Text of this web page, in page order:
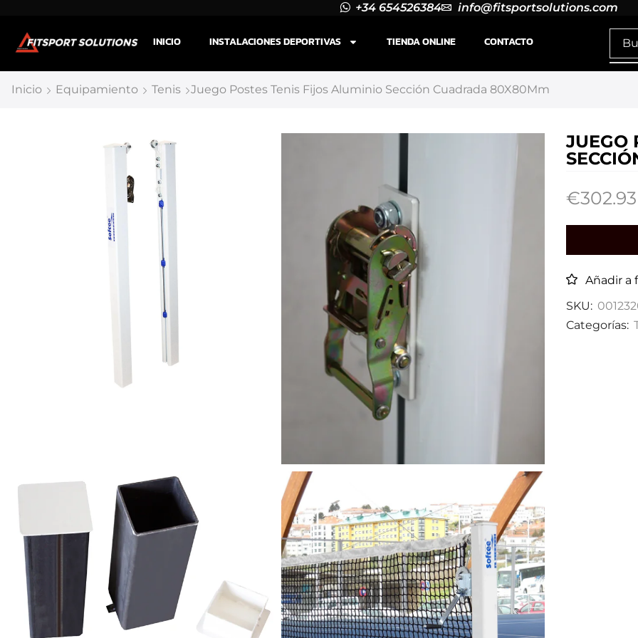
+34 654526384 info@fitsportsolutions.com
INICIO INSTALACIONES DEPORTIVAS TIENDA ONLINE CONTACTO
Inicio Equipamiento Tenis Juego Postes Tenis Fijos Aluminio Sección Cuadrada 80X80Mm
JUEGO
€302.93
Añadir a
SKU:
Categorías: